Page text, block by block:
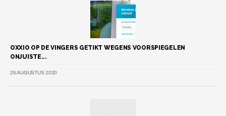
OXXIO OP DE VINGERS GETIKT WEGENS VOORSPIEGELEN
ONJUISTE...
26 AUGUSTUS 2020